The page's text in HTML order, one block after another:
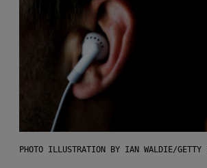
PHOTO ILLUSTRATION BY IAN WALDIE/GETTY